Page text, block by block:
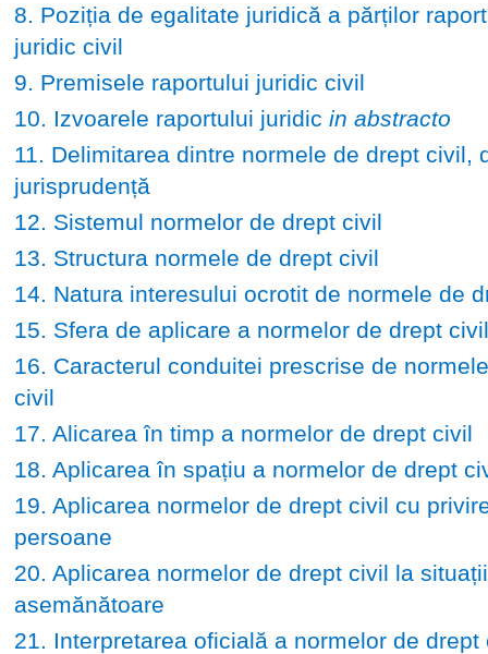
8. Poziția de egalitate juridică a părților
juridic civil
9. Premisele raportului juridic civil
10. Izvoarele raportului juridic in abstracto
11. Delimitarea dintre normele de drept civil,
jurisprudență
12. Sistemul normelor de drept civil
13. Structura normele de drept civil
14. Natura interesului ocrotit de normele de
15. Sfera de aplicare a normelor de drept civil
16. Caracterul conduitei prescrise de
civil
17. Alicarea în timp a normelor de drept civil
18. Aplicarea în spațiu a normelor de drept
19. Aplicarea normelor de drept civil cu
persoane
20. Aplicarea normelor de drept civil la situații
asemănătoare
21. Interpretarea oficială a normelor de drept